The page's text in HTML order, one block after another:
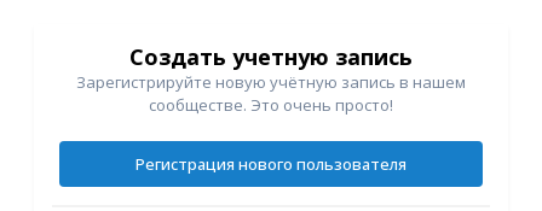
Создать учетную запись
Зарегистрируйте новую учётную запись в нашем
сообществе. Это очень просто!
Регистрация нового пользователя